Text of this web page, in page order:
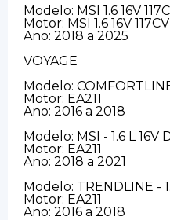
Modelo: MSI 1.6 16V
Motor: MSI 1.6 16V
Ano: 2018 a 2025
VOYAGE
Modelo:
Motor: EA211
Ano: 2016 a 2018
Modelo: MSI - 1.6 L 16V
Motor: EA211
Ano: 2018 a 2021
Modelo: TRENDLINE -
Motor: EA211
Ano: 2016 a 2018